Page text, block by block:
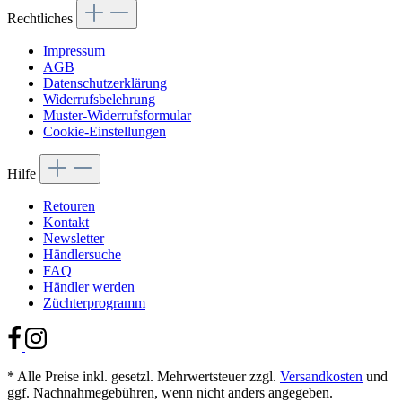
Rechtliches
Impressum
AGB
Datenschutzerklärung
Widerrufsbelehrung
Muster-Widerrufsformular
Cookie-Einstellungen
Hilfe
Retouren
Kontakt
Newsletter
Händlersuche
FAQ
Händler werden
Züchterprogramm
* Alle Preise inkl. gesetzl. Mehrwertsteuer zzgl. Versandkosten und
ggf. Nachnahmegebühren, wenn nicht anders angegeben.